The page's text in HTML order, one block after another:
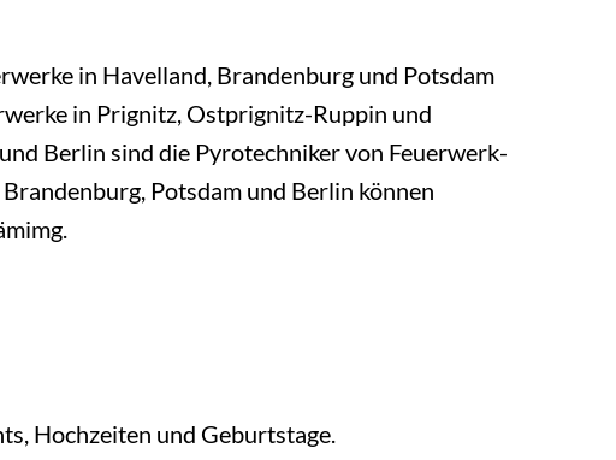
in Havelland, Brandenburg und Potsdam
in Prignitz, Ostprignitz-Ruppin und
Berlin sind die Pyrotechniker von Feuerwerk-
Potsdam und Berlin können
Hochzeiten und Geburtstage.